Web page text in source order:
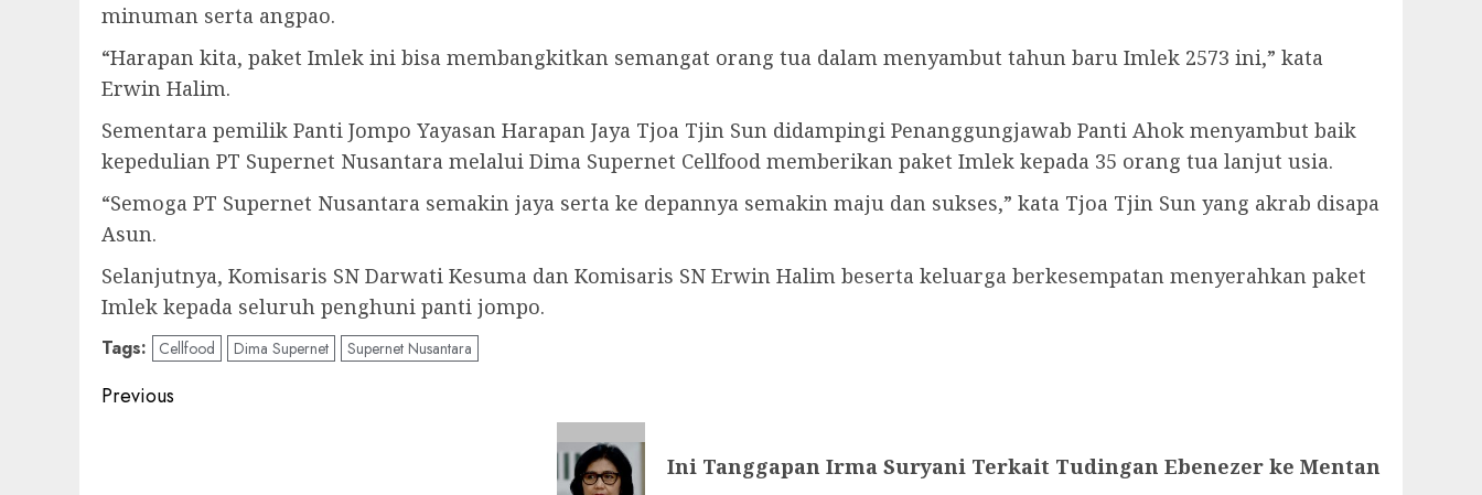
minuman serta angpao.
“Harapan kita, paket Imlek ini bisa membangkitkan semangat orang tua dalam menyambut tahun baru Imlek 2573 ini,” kata
Erwin Halim.
Sementara pemilik Panti Jompo Yayasan Harapan Jaya Tjoa Tjin Sun didampingi Penanggungjawab Panti Ahok menyambut baik
kepedulian PT Supernet Nusantara melalui Dima Supernet Cellfood memberikan paket Imlek kepada 35 orang tua lanjut usia.
“Semoga PT Supernet Nusantara semakin jaya serta ke depannya semakin maju dan sukses,” kata Tjoa Tjin Sun yang akrab disapa
Asun.
Selanjutnya, Komisaris SN Darwati Kesuma dan Komisaris SN Erwin Halim beserta keluarga berkesempatan menyerahkan paket
Imlek kepada seluruh penghuni panti jompo.
Tags: Cellfood Dima Supernet Supernet Nusantara
Post
Previous
Ini Tanggapan Irma Suryani Terkait Tudingan Ebenezer ke Mentan